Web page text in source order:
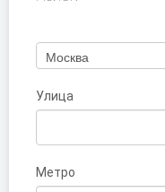
Улица
Метро